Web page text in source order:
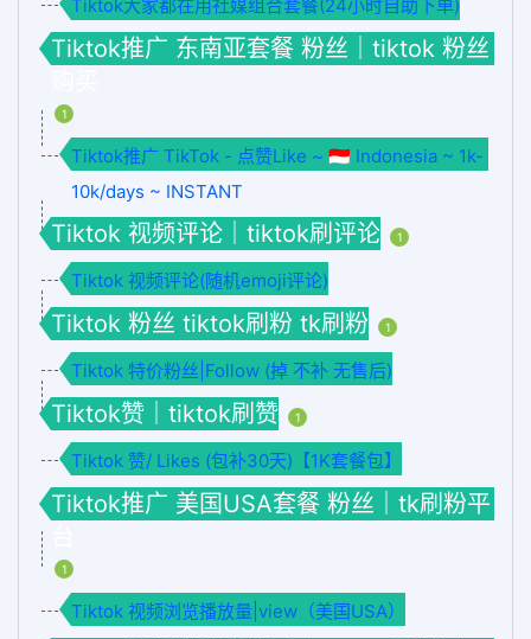
Tiktok大家都在用社媒组合套餐(24小时自助下单)
Tiktok推广 东南亚套餐 粉丝｜tiktok 粉丝
1
Tiktok推广 TikTok - 点赞Like ~ 🇮🇩 Indonesia ~ 1k-
10k/days ~ INSTANT
Tiktok 视频评论｜tiktok刷评论 1
Tiktok 视频评论(随机emoji评论)
Tiktok 粉丝 tiktok刷粉 tk刷粉 1
Tiktok 特价粉丝|Follow (掉 不补 无售后)
Tiktok赞｜tiktok刷赞 1
Tiktok 赞/ Likes (包补30天)【1K套餐包】
Tiktok推广 美国USA套餐 粉丝｜tk刷粉平
1
Tiktok 视频浏览播放量|view（美国USA）